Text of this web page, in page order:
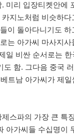
미리 입장티켓안에
지노처럼 비슷하다
이 돌아다니기도
는 아가씨 마사지
일 비싼 순서로는
도 함. 그다음 중국
트남 아가씨가 제
제스파의 가장 큰 특
아가씨들 수십명이